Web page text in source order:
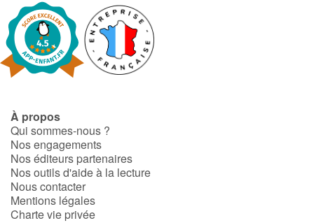
À propos
Qui sommes-nous ?
Nos engagements
Nos éditeurs partenaires
Nos outils d'aide à la lecture
Nous contacter
Mentions légales
Charte vie privée